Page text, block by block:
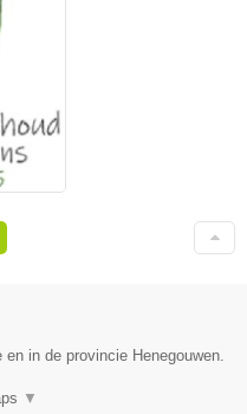
in de provincie Henegouwen.
▼